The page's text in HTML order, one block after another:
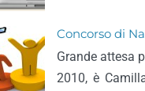
Concorso di
Grande attesa
2010, è